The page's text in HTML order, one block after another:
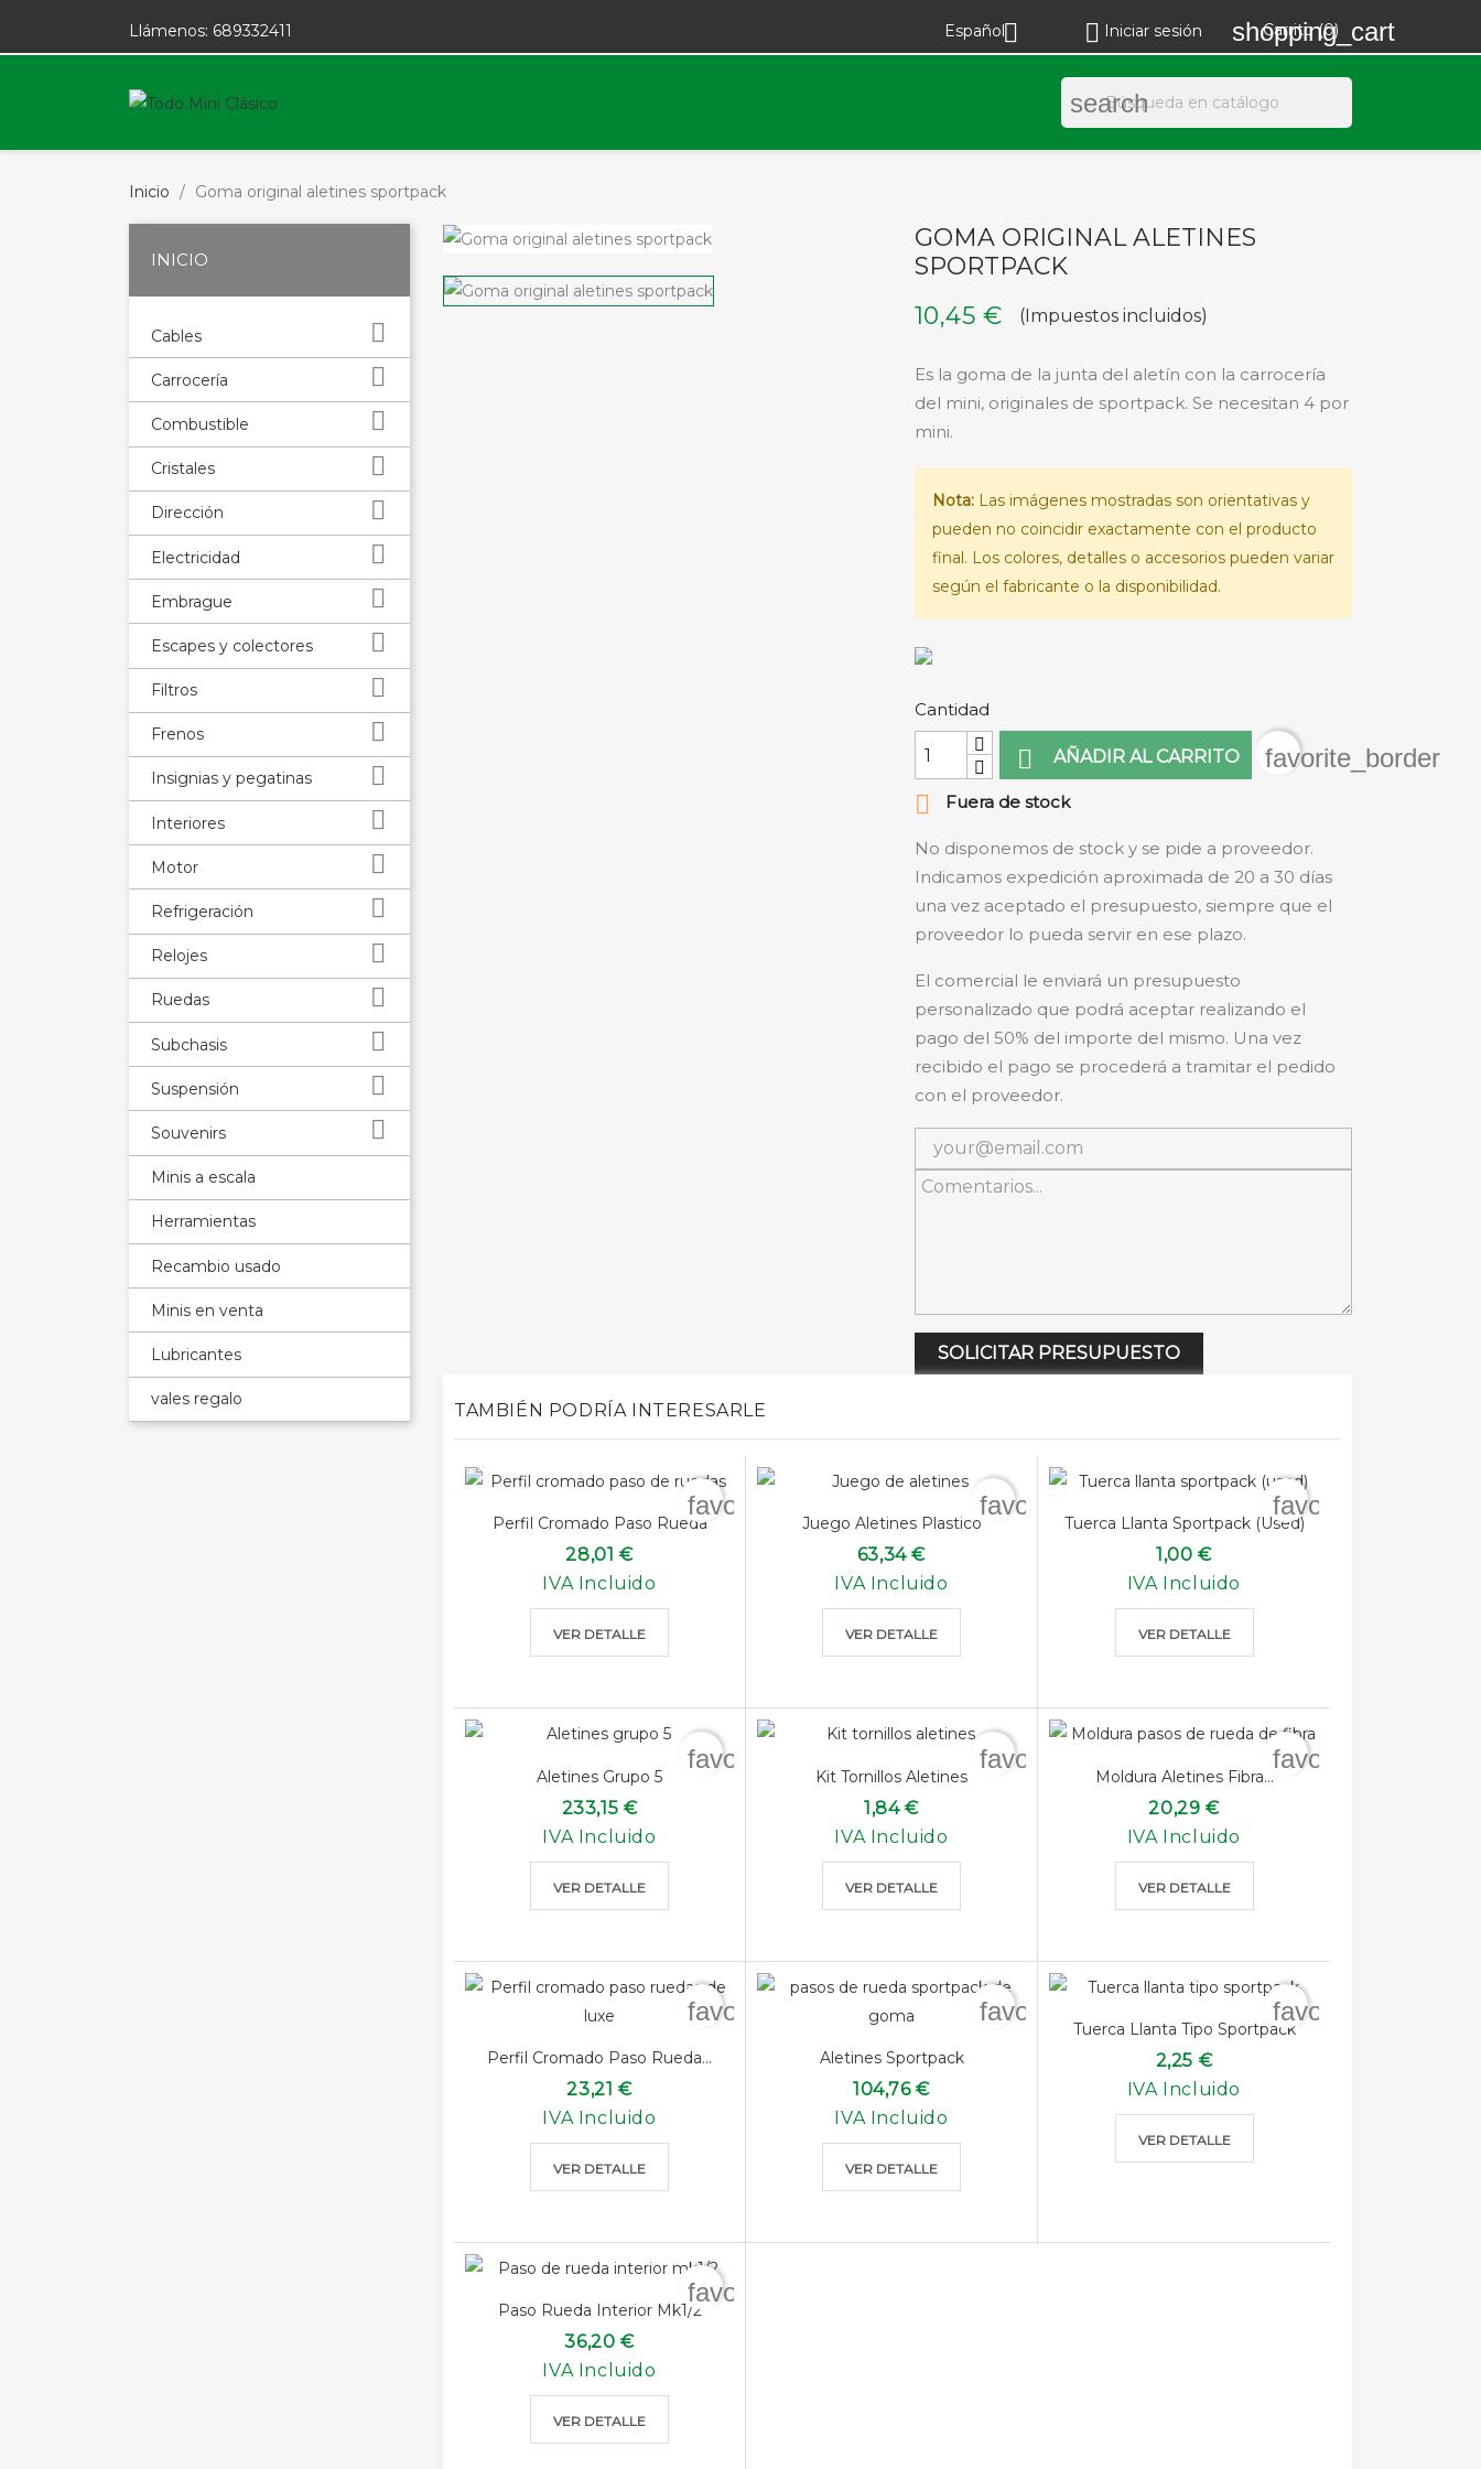
Llámenos: 689332411 Español  Iniciar sesión shopping_cart
Carrito (0)
search
Inicio Goma original aletines sportpack
INICIO
Cables 
Carrocería 
Combustible 
Cristales 
Dirección 
Electricidad 
Embrague 
Escapes y colectores 
Filtros 
Frenos 
Insignias y pegatinas 
Interiores 
Motor 
Refrigeración 
Relojes 
Ruedas 
Subchasis 
Suspensión 
Souvenirs 
Minis a escala
Herramientas
Recambio usado
Minis en venta
Lubricantes
vales regalo
GOMA ORIGINAL ALETINES
SPORTPACK
10,45 €
(Impuestos incluidos)
Es la goma de la junta del aletín con la carrocería
del mini, originales de sportpack. Se necesitan 4 por
mini.
Nota:Las imágenes mostradas son orientativas y
pueden no coincidir exactamente con el producto
final. Los colores, detalles o accesorios pueden variar
según el fabricante o la disponibilidad.
Cantidad
 AÑADIR AL CARRITO
favorite_border

Fuera de stock
No disponemos de stock y se pide a proveedor.
Indicamos expedición aproximada de 20 a 30 días
una vez aceptado el presupuesto, siempre que el
proveedor lo pueda servir en ese plazo.
El comercial le enviará un presupuesto
personalizado que podrá aceptar realizando el
pago del 50% del importe del mismo. Una vez
recibido el pago se procederá a tramitar el pedido
con el proveedor.
SOLICITAR PRESUPUESTO
TAMBIÉN PODRÍA INTERESARLE
Perfil Cromado Paso Rueda
28,01 €
IVA Incluido
VER DETALLE
favorite_border
Juego Aletines Plastico
63,34 €
IVA Incluido
VER DETALLE
favorite_border
Tuerca Llanta Sportpack (used)
1,00 €
IVA Incluido
VER DETALLE
favorite_border
Aletines Grupo 5
233,15 €
IVA Incluido
VER DETALLE
favorite_border
Kit Tornillos Aletines
1,84 €
IVA Incluido
VER DETALLE
favorite_border
Moldura Aletines Fibra...
20,29 €
IVA Incluido
VER DETALLE
favorite_border
Perfil Cromado Paso Rueda...
23,21 €
IVA Incluido
VER DETALLE
favorite_border
Aletines Sportpack
104,76 €
IVA Incluido
VER DETALLE
favorite_border
Tuerca Llanta Tipo Sportpack
2,25 €
IVA Incluido
VER DETALLE
favorite_border
Paso Rueda Interior Mk1/2
36,20 €
IVA Incluido
VER DETALLE
favorite_border